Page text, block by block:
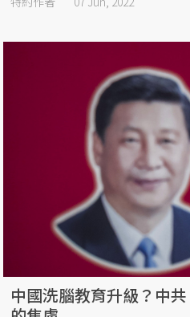
中國洗腦教育升級？中